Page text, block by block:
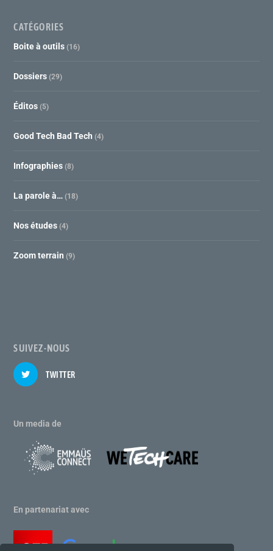
CATÉGORIES
Boite à outils (16)
Dossiers (29)
Éditos (5)
Good Tech Bad Tech (4)
Infographies (8)
La parole à… (18)
Nos études (4)
Zoom terrain (9)
SUIVEZ-NOUS
TWITTER
Un media de
En partenariat avec